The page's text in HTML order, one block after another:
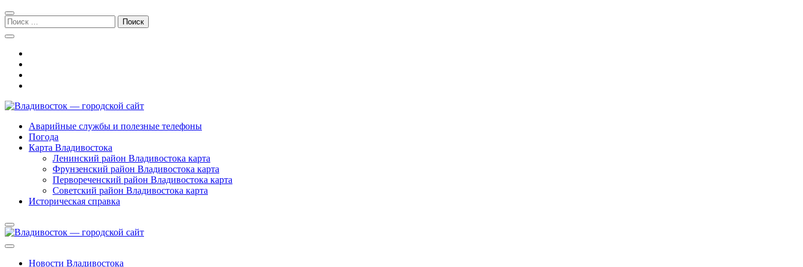
Перейти
к
навигации
Перейти
к
содержимому
Поиск:
Владивосток — городской сайт
Аварийные службы и полезные телефоны
Погода
Карта Владивостока
Ленинский район Владивостока карта
Фрунзенский район Владивостока карта
Первореченский район Владивостока карта
Советский район Владивостока карта
Историческая справка
Новости Владивостока